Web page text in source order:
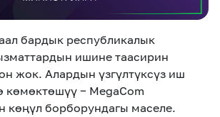
Офис картасы
MegaPay MegaKassa
бардык республикалык
ишине таасирин
жок. Алардын үзгүлтүксүз иш
көмөктөшүү − MegaCom
көңүл борборундагы маселе.